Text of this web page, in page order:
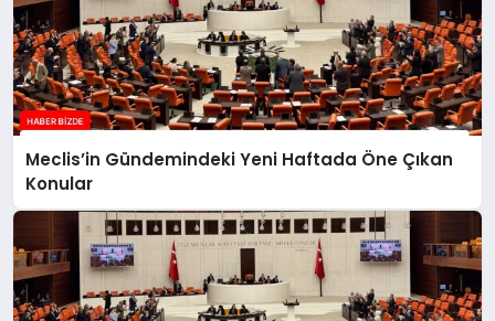
Meclis’in Gündemindeki Yeni Haftada Öne Çıkan
Konular